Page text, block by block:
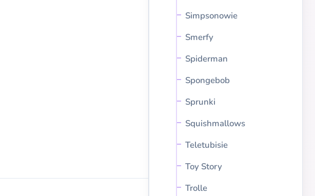
Simpsonowie
Smerfy
Spiderman
Spongebob
Sprunki
Squishmallows
Teletubisie
Toy Story
Trolle